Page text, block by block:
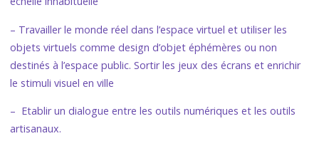
– Travailler le monde réel dans l’espace virtuel et utiliser les
objets virtuels comme design d’objet éphémères ou non
destinés à l’espace public. Sortir les jeux des écrans et enrichir
le stimuli visuel en ville
– Etablir un dialogue entre les outils numériques et les outils
artisanaux.